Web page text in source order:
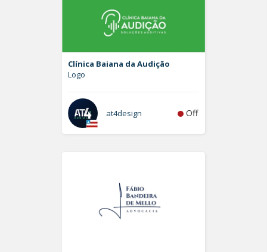
Clínica Baiana da Audição
Logo
at4design Off